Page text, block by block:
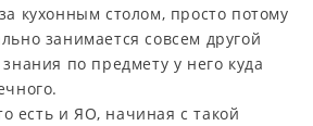
кухонным столом, просто потому
занимается совсем другой
по предмету у него куда
есть и ЯО, начиная с такой